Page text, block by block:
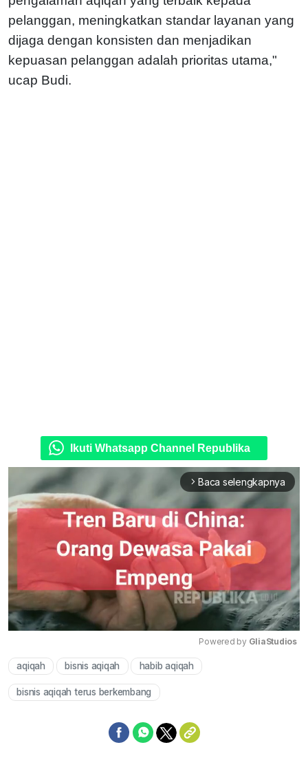
pelanggan, meningkatkan standar layanan yang
dijaga dengan konsisten dan menjadikan
kepuasan pelanggan adalah prioritas utama,"
ucap Budi.
Ikuti Whatsapp Channel Republika
arrow_forward_ios Baca selengkapnya
Powered by GliaStudios
aqiqah bisnis aqiqah habib aqiqah
bisnis aqiqah terus berkembang